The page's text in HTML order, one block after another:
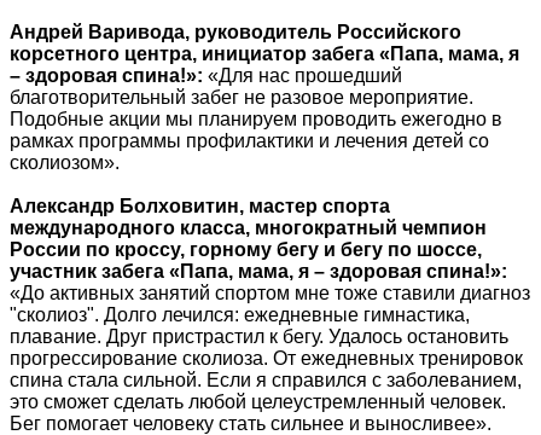
Андрей Варивода, руководитель Российского
корсетного центра, инициатор забега «Папа, мама, я
– здоровая спина!»: «Для нас прошедший
благотворительный забег не разовое мероприятие.
Подобные акции мы планируем проводить ежегодно в
рамках программы профилактики и лечения детей со
сколиозом».
Александр Болховитин, мастер спорта
международного класса, многократный чемпион
России по кроссу, горному бегу и бегу по шоссе,
участник забега «Папа, мама, я – здоровая спина!»:
«До активных занятий спортом мне тоже ставили диагноз
"сколиоз". Долго лечился: ежедневные гимнастика,
плавание. Друг пристрастил к бегу. Удалось остановить
прогрессирование сколиоза. От ежедневных тренировок
спина стала сильной. Если я справился с заболеванием,
это сможет сделать любой целеустремленный человек.
Бег помогает человеку стать сильнее и выносливее».